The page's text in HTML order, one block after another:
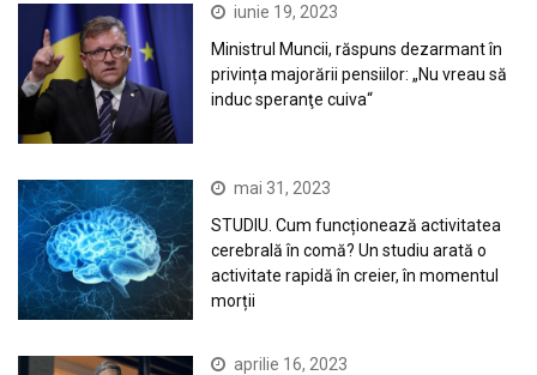
iunie 19, 2023
Ministrul Muncii, răspuns dezarmant în
privința majorării pensiilor: „Nu vreau să
induc speranţe cuiva“
mai 31, 2023
STUDIU. Cum funcționează activitatea
cerebrală în comă? Un studiu arată o
activitate rapidă în creier, în momentul
morții
aprilie 16, 2023